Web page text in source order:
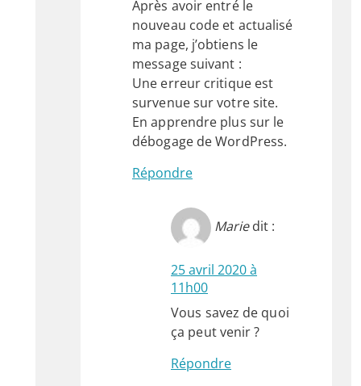
Après avoir entré le
nouveau code et actualisé
ma page, j’obtiens le
message suivant :
Une erreur critique est
survenue sur votre site.
En apprendre plus sur le
débogage de WordPress.
Répondre
Marie dit :
25 avril 2020 à
11h00
Vous savez de quoi
ça peut venir ?
Répondre